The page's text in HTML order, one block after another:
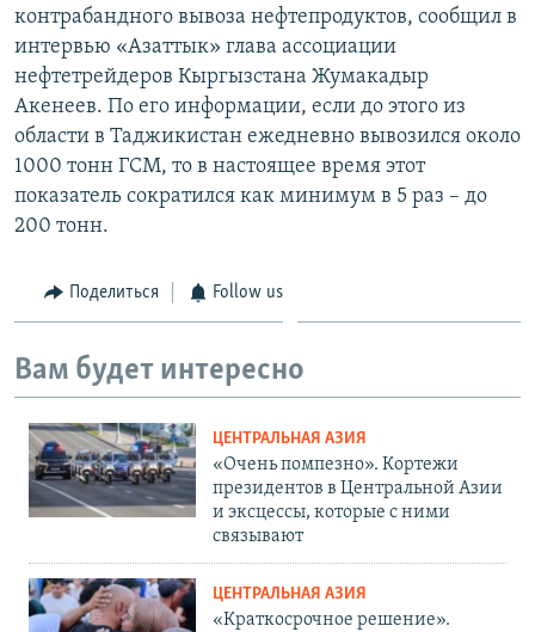
поискуЎЗБЕКЧА
ТОҶИКӢ
TÜRKMENÇE
Все сайты РСЕ/РС
контрабандного вывоза нефтепродуктов, сообщил в
интервью «Азаттык» глава ассоциации
нефтетрейдеров Кыргызстана Жумакадыр
Акенеев. По его информации, если до этого из
области в Таджикистан ежедневно вывозился около
1000 тонн ГСМ, то в настоящее время этот
показатель сократился как минимум в 5 раз – до
200 тонн.
Поделиться Follow us
Вам будет интересно
ЦЕНТРАЛЬНАЯ АЗИЯ
«Очень помпезно». Кортежи
президентов в Центральной Азии
и эксцессы, которые с ними
связывают
ЦЕНТРАЛЬНАЯ АЗИЯ
«Краткосрочное решение».